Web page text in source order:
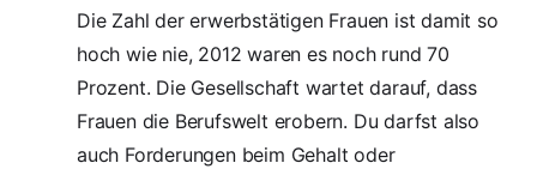
Die Zahl der erwerbstätigen Frauen ist damit so
hoch wie nie, 2012 waren es noch rund 70
Prozent. Die Gesellschaft wartet darauf, dass
Frauen die Berufswelt erobern. Du darfst also
auch Forderungen beim Gehalt oder